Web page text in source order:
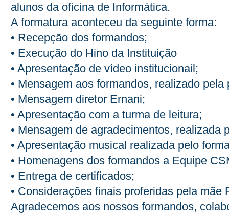
alunos da oficina de Informática.
A formatura aconteceu da seguinte forma:
• Recepção dos formandos;
• Execução do Hino da Instituição
• Apresentação de vídeo institucionail;
• Mensagem aos formandos, realizado pela
• Mensagem diretor Ernani;
• Apresentação com a turma de leitura;
• Mensagem de agradecimentos, realizada
• Apresentação musical realizada pelo
• Homenagens dos formandos a Equipe
• Entrega de certificados;
• Considerações finais proferidas pela mãe
Agradecemos aos nossos formandos,